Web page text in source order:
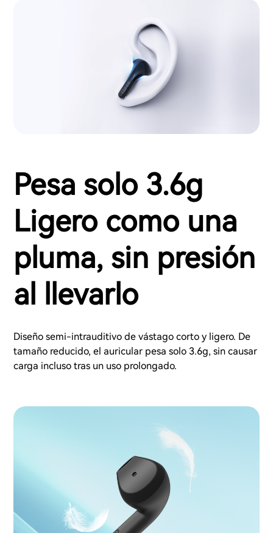
Pesa solo 3.6g
Ligero como una
pluma, sin presión
al llevarlo
Diseño semi-intrauditivo de vástago corto y ligero. De
tamaño reducido, el auricular pesa solo 3.6g, sin causar
carga incluso tras un uso prolongado.